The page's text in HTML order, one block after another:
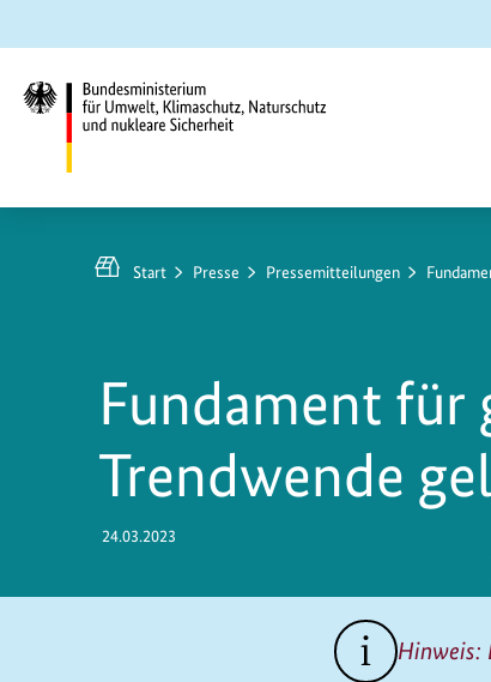
Hauptinhalt
springen
Suche
springen
Hauptnavigation
springen
Umwelt,
Klimaschutz,
Sicherheit
Start Presse Pressemitteilungen
Fundament für
Trendwende
24.03.2023
Hinweis: